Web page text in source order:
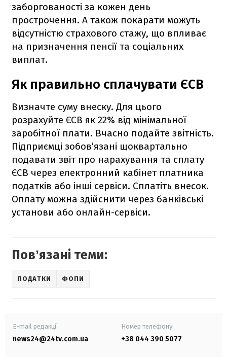
заборгованості за кожен день
прострочення. А також покарати можуть
відсутністю страхового стажу, що впливає
на призначення пенсії та соціальних
виплат.
Як правильно сплачувати ЄСВ
Визначте суму внеску. Для цього
розрахуйте ЄСВ як 22% від мінімальної
заробітної плати. Вчасно подайте звітність.
Підприємці зобов’язані щоквартально
подавати звіт про нарахування та сплату
ЄСВ через електронний кабінет платника
податків або інші сервіси. Сплатіть внесок.
Оплату можна здійснити через банківські
установи або онлайн-сервіси.
Повʼязані теми:
ПОДАТКИ ФОПИ
E-mail редакції
news24@24tv.com.ua
Номер телефону:
+38 044 390 5077